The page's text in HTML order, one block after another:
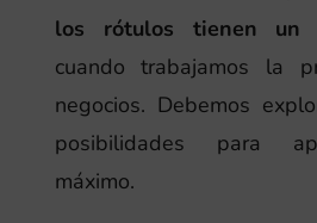
los rótulos tienen un
cuando trabajamos la
negocios. Debemos
posibilidades para
máximo.